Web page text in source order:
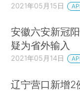
2021年05月15日
安徽六安新冠
疑为省外输入
2021年05月14日
辽宁营口新增2